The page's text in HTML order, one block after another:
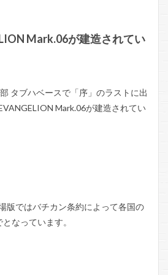
Mark.06が建造されてい
タブハベースで「序」のラストに出
Mark.06が建造されてい
版ではバチカン条約によって各国の
なっています。